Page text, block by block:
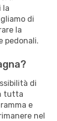
la
di
la
pedonali.
di
tutta
e
nel